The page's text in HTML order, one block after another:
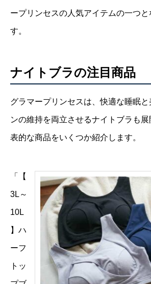
ープリンセスの人気アイテムの一つ
す。
ナイトブラの注目商品
グラマープリンセスは、快適な睡眠と
ンの維持を両立させるナイトブラも
表的な商品をいくつか紹介します。
「【
3L～
10L
】ハ
ーフ
トッ